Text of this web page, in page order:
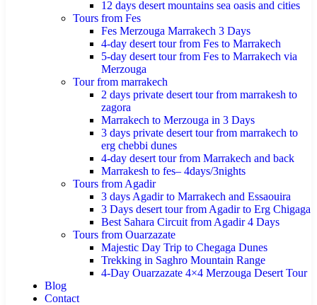
12 days desert mountains sea oasis and cities
Tours from Fes
Fes Merzouga Marrakech 3 Days
4-day desert tour from Fes to Marrakech
5-day desert tour from Fes to Marrakech via
Merzouga
Tour from marrakech
2 days private desert tour from marrakesh to
zagora
Marrakech to Merzouga in 3 Days
3 days private desert tour from marrakech to
erg chebbi dunes
4-day desert tour from Marrakech and back
Marrakesh to fes– 4days/3nights
Tours from Agadir
3 days Agadir to Marrakech and Essaouira
3 Days desert tour from Agadir to Erg Chigaga
Best Sahara Circuit from Agadir 4 Days
Tours from Ouarzazate
Majestic Day Trip to Chegaga Dunes
Trekking in Saghro Mountain Range
4-Day Ouarzazate 4×4 Merzouga Desert Tour
Blog
Contact